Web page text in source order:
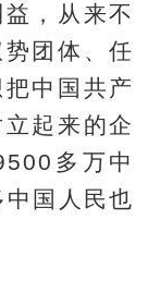
，从来不
团体、任
中国共产
起来的企
多万中
国人民也